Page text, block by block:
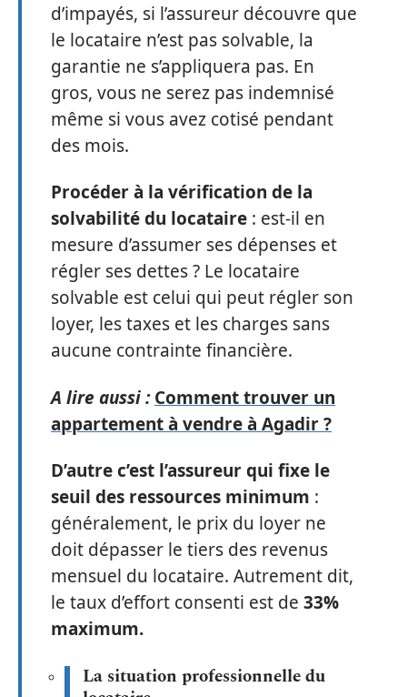
d’impayés, si l’assureur découvre que
le locataire n’est pas solvable, la
garantie ne s’appliquera pas. En
gros, vous ne serez pas indemnisé
même si vous avez cotisé pendant
des mois.
Procéder à la vérification de la
solvabilité du locataire : est-il en
mesure d’assumer ses dépenses et
régler ses dettes ? Le locataire
solvable est celui qui peut régler son
loyer, les taxes et les charges sans
aucune contrainte financière.
A lire aussi : Comment trouver un
appartement à vendre à Agadir ?
D’autre c’est l’assureur qui fixe le
seuil des ressources minimum :
généralement, le prix du loyer ne
doit dépasser le tiers des revenus
mensuel du locataire. Autrement dit,
le taux d’effort consenti est de 33%
maximum.
La situation professionnelle du